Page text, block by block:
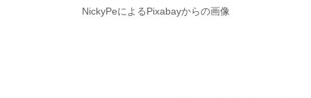
NickyPeによるPixabayからの画像